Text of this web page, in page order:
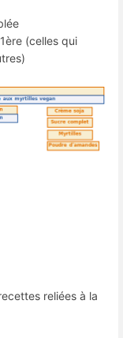
(celles qui
reliées à la